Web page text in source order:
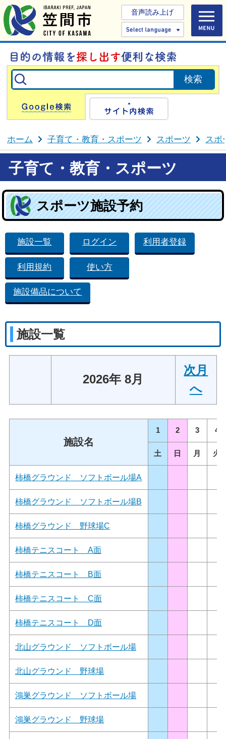
音声読み上げ
Select
Google検索
ホーム 子育て・教育・スポーツ スポーツ スポ
子育て・教育・スポーツ
スポーツ施設予約
施設一覧 ログイン 利用者登録
利用規約 使い方
施設備品について
施設一覧
2026年 8月
次月
へ
施設名
1 2 3 4
土 日 月 火
柿橋グラウンド ソフトボール場A
柿橋グラウンド ソフトボール場B
柿橋グラウンド 野球場C
柿橋テニスコート A面
柿橋テニスコート B面
柿橋テニスコート C面
柿橋テニスコート D面
北山グラウンド ソフトボール場
北山グラウンド 野球場
鴻巣グラウンド ソフトボール場
鴻巣グラウンド 野球場